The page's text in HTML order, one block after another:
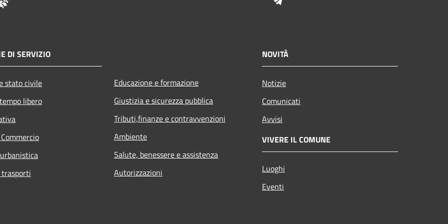
DI SERVIZIO
stato civile
libero
Educazione e formazione
Giustizia e sicurezza pubblica
Tributi,finanze e contravvenzioni
Ambiente
Salute, benessere e assistenza
Autorizzazioni
NOVITÀ
Notizie
Comunicati
Avvisi
VIVERE IL COMUNE
Luoghi
Eventi